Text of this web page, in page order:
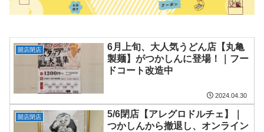
開店閉店
6月上旬、大人気うどん店【丸亀
製麺】がつかしんに登場！｜フー
ドコート改造中
2024.04.30
開店閉店
5/6閉店【アレグロドルチェ】｜
つかしんから撤退し、オンライン